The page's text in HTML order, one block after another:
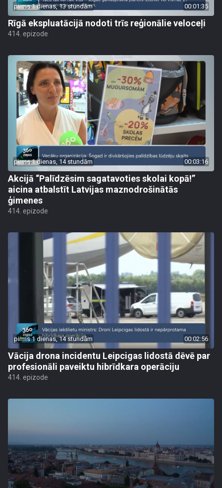
pirms 1 dienas, 13 stundām 00:01:35
Rīgā ekspluatācijā nodoti trīs reģionālie veloceļi
414. epizode
pirms 1 dienas, 14 stundām 00:03:16
Akcijā “Palīdzēsim sagatavoties skolai kopā!”
aicina atbalstīt Latvijas maznodrošinātās
ģimenes
414. epizode
pirms 1 dienas, 14 stundām 00:02:56
Vācija drona incidentu Leipcigas lidostā dēvē par
profesionāli paveiktu hibrīdkara operāciju
414. epizode